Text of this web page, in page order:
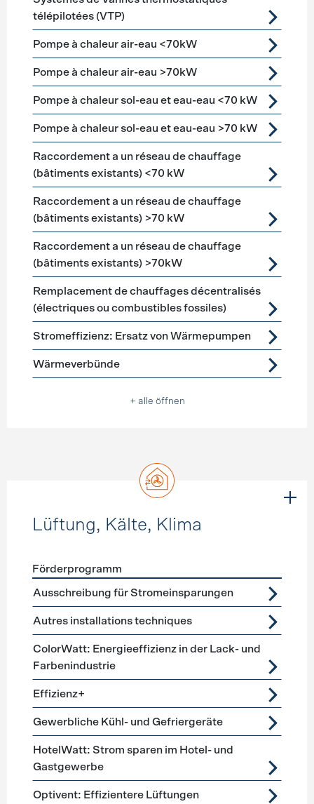
télépilotées (VTP)
Pompe à chaleur air-eau <70kW
Pompe à chaleur air-eau >70kW
Pompe à chaleur sol-eau et eau-eau <70 kW
Pompe à chaleur sol-eau et eau-eau >70 kW
Raccordement a un réseau de chauffage
(bâtiments existants) <70 kW
Raccordement a un réseau de chauffage
(bâtiments existants) >70 kW
Raccordement a un réseau de chauffage
(bâtiments existants) >70kW
Remplacement de chauffages décentralisés
(électriques ou combustibles fossiles)
Stromeffizienz: Ersatz von Wärmepumpen
Wärmeverbünde
+ alle öffnen
Lüftung, Kälte, Klima
Förderprogramme Lüftung, Kälte, Klima
Förderprogramm
Ausschreibung für Stromeinsparungen
Autres installations techniques
ColorWatt: Energieeffizienz in der Lack- und
Farbenindustrie
Effizienz+
Gewerbliche Kühl- und Gefriergeräte
HotelWatt: Strom sparen im Hotel- und
Gastgewerbe
Optivent: Effizientere Lüftungen